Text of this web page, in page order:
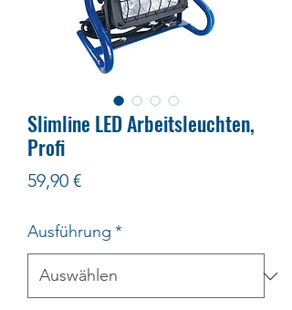
Slim­li­ne LED Ar­beits­leuch­ten,
Profi
59,90 €Preis
Ausführung *